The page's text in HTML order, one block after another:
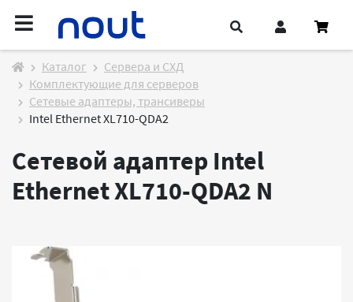
Каталог
Cервера и СХД
Комплектующие для серверов
Сетевые адаптеры, трансиверы
Intel Ethernet XL710-QDA2
Сетевой адаптер Intel
Ethernet XL710-QDA2 N